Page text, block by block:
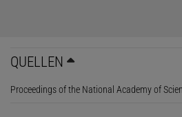
QUELLEN
Proceedings of the National Academy of